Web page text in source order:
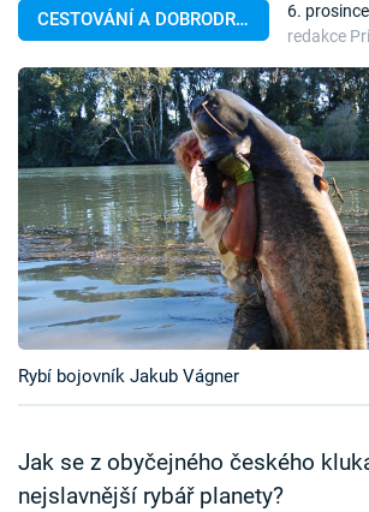
Témata
Témata
Pořady
TV Program
Časopis
Sledujte prima+
Přihlášení
CESTOVÁNÍ A DOBRODRUŽSTVÍ
6.
redakce
Rybí bojovník Jakub Vágner
Jak se z obyčejného českého
nejslavnější rybář planety?